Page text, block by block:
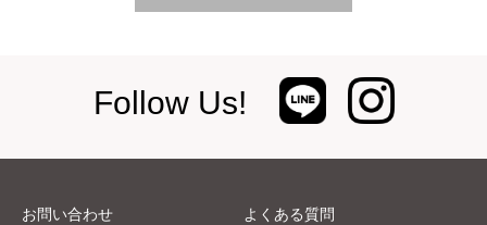
Follow Us!
お問い合わせ よくある質問